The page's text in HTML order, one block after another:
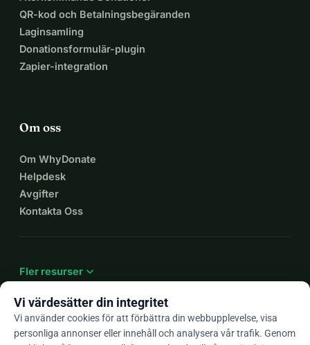
QR-kod och Betalningsbegäranden
Laginsamling
Donationsformulär-plugin
Zapier-integration
Om oss
Om WhyDonate
Helpdesk
Avgifter
Kontakta Oss
Fler resurser expand_more
Vi värdesätter din integritet
Vi använder cookies för att förbättra din webbupplevelse, visa
personliga annonser eller innehåll och analysera vår trafik. Genom